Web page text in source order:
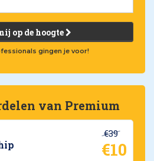
op de hoogte
gingen je voor!
van Premium
€39
€10